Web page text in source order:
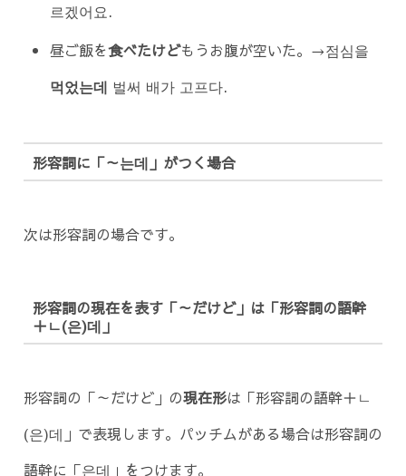
르겠어요.
昼ご飯を食べたけどもうお腹が空いた。→점심을
먹었는데 벌써 배가 고프다.
形容詞に「～는데」がつく場合
次は形容詞の場合です。
形容詞の現在を表す「～だけど」は「形容詞の語幹
＋ㄴ(은)데」
形容詞の「～だけど」の現在形は「形容詞の語幹＋ㄴ
(은)데」で表現します。パッチムがある場合は形容詞の
語幹に「은데」をつけます。